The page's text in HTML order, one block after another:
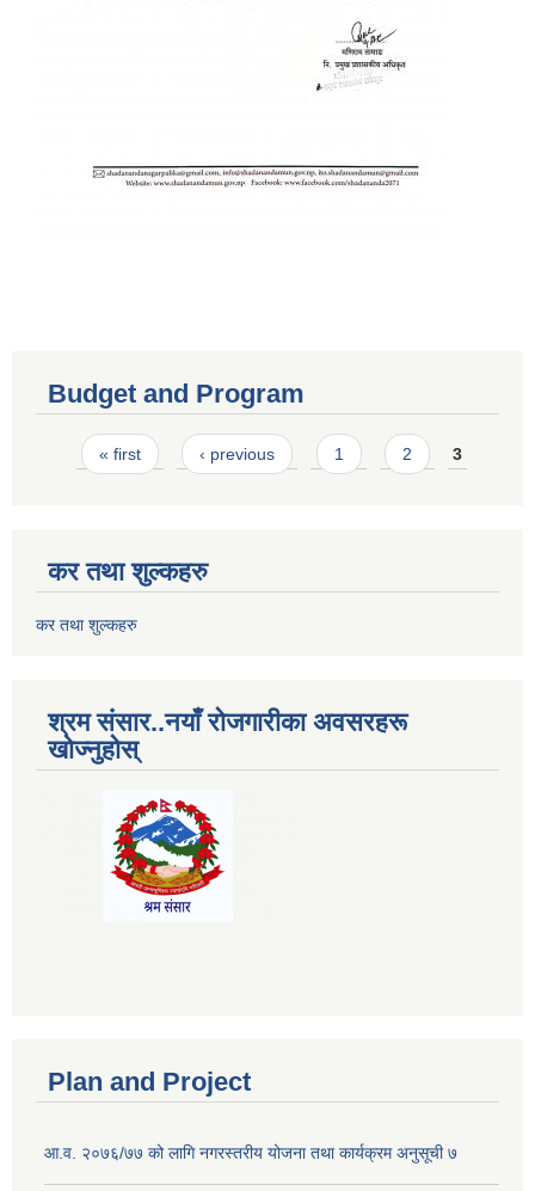
Budget and Program
Pages
« first ‹ previous 1 2 3
कर तथा शुल्कहरु
कर तथा शुल्कहरु
श्रम संसार..नयाँ रोजगारीका अवसरहरू
खोज्नुहोस्
Plan and Project
आ.व. २०७६/७७ को लागि नगरस्तरीय योजना तथा कार्यक्रम अनुसूची ७